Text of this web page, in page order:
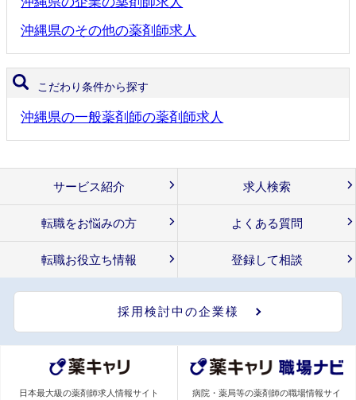
沖縄県のその他の薬剤師求人
こだわり条件から探す
沖縄県の一般薬剤師の薬剤師求人
サービス紹介 求人検索
転職をお悩みの方 よくある質問
転職お役立ち情報 登録して相談
採用検討中の企業様
日本最大級の薬剤師求人情報サイト 病院・薬局等の薬剤師の職場情報サイ